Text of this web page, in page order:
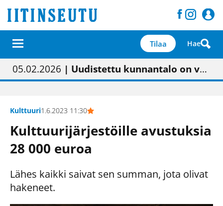
Tilaa Hae
01.02.2026 | Painon vaihtumisen pitäisi näkyä hieman parempana painojäljen laatuna lehdessä
05.02.2026 | Uudistettu kunnantalo on valoisa
23.04.2026 | “Olemme käynnistämässä uudelleen keskustavisiotyön”
09.05.2026| "Maalla on totuttu elämään omavaraisemmin kuin kaupungissa"
Kulttuuri1.6.2023 11:30
Kulttuurijärjestöille avustuksia
28 000 euroa
Lähes kaikki saivat sen summan, jota olivat
hakeneet.